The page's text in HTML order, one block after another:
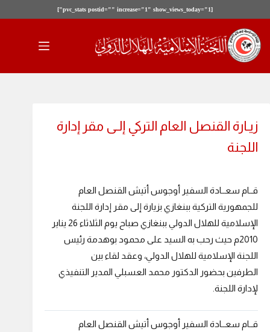
[pvc_stats postid="" increase="1" show_views_today="1"]
إلى
المحتوى
زيـارة القنصل العام التركي إلـى مقر إدارة
اللجنة
قــام سعــادة السفير أوجوس أتيش القنصل العام
للجمهورية التركية ببنغازي بزيارة إلى مقر إدارة اللجنة
الإسلامية للهلال الدولي ببنغازي صباح يوم الثلاثاء 26 يناير
2010م حيث رحب به السيد على محمود بوهدمة رئيس
اللجنة الإسلامية للهلال الدولي، وعقد لقاء بين
الطرفين بحضور الدكتور محمد العسبلي المدير التنفيذي
لإدارة اللجنة.
قــام سعــادة السفير أوجوس أتيش القنصل العام